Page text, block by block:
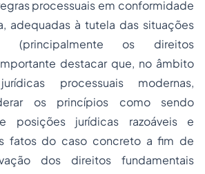
processuais em conformidade
adequadas à tutela das situações
(principalmente os direitos
destacar que, no âmbito
processuais modernas,
os princípios como sendo
posições jurídicas razoáveis e
fatos do caso concreto a fim de
dos direitos fundamentais